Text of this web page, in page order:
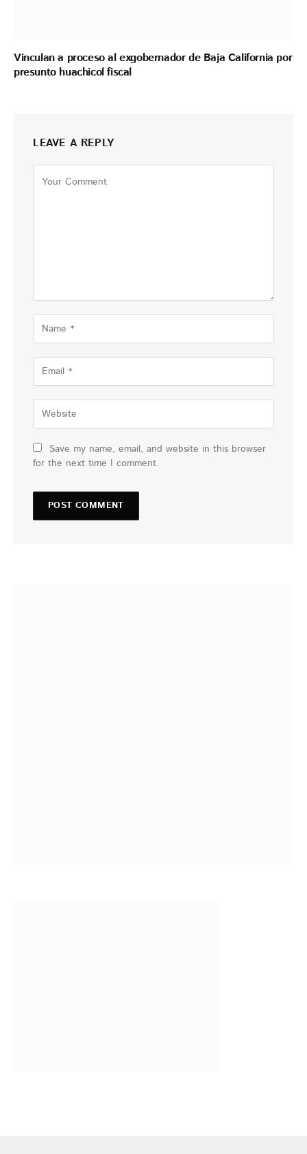
Vinculan a proceso al exgobernador de Baja California por
presunto huachicol fiscal
LEAVE A REPLY
Save my name, email, and website in this browser
for the next time I comment.